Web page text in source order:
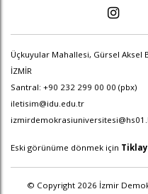
Üçkuyular Mahallesi, Gürsel Aksel
İZMİR
Santral: +90 232 299 00 00 (pbx)
iletisim@idu.edu.tr
Eski görünüme dönmek için
© Copyright 2026 İzmir